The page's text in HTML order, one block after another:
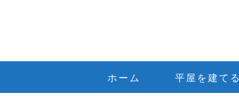
ホーム 平屋を建てる